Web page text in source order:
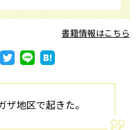
書籍情報はこちら
地区で起きた。